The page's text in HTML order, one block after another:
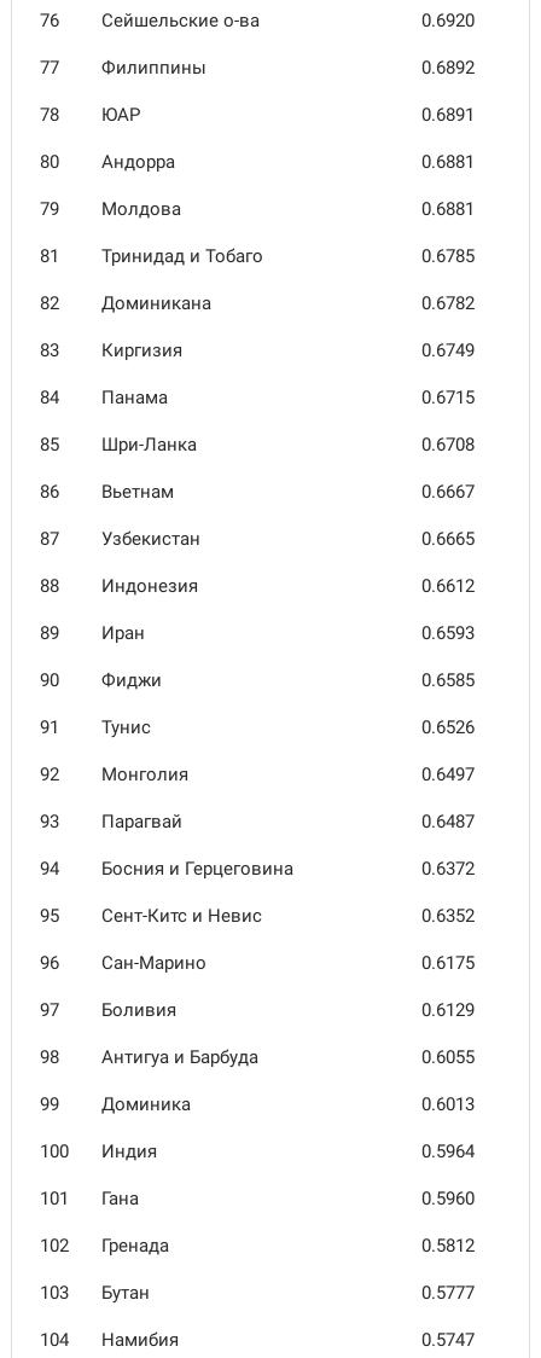
76 Сейшель­ские о-ва 0.6920
77 Филип­пины 0.6892
78 ЮАР 0.6891
80 Андорра 0.6881
79 Молдова 0.6881
81 Трини­дад и Тобаго 0.6785
82 Домини­кана 0.6782
83 Киргизия 0.6749
84 Панама 0.6715
85 Шри-Ланка 0.6708
86 Вьетнам 0.6667
87 Узбеки­стан 0.6665
88 Индо­незия 0.6612
89 Иран 0.6593
90 Фиджи 0.6585
91 Тунис 0.6526
92 Монголия 0.6497
93 Парагвай 0.6487
94 Босния и Герцего­вина 0.6372
95 Сент-Китс и Невис 0.6352
96 Сан-Марино 0.6175
97 Боливия 0.6129
98 Антигуа и Барбуда 0.6055
99 Доминика 0.6013
100 Индия 0.5964
101 Гана 0.5960
102 Гренада 0.5812
103 Бутан 0.5777
104 Намибия 0.5747